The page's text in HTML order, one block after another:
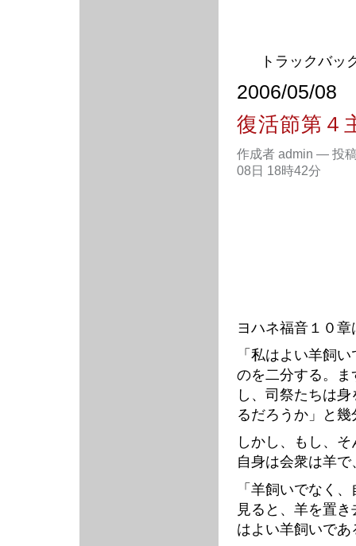
トラックバッ
2006/05/08
復活節第４
作成者 admin —投
08日 18時42分
ヨハネ福音１０
「私はよい羊飼
のを二分する。
し、司祭たちは
るだろうか」と
しかし、もし、
自身は会衆は羊
「羊飼いでなく
見ると、羊を置
はよい羊飼いで